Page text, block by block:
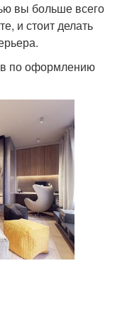
вы больше всего
и стоит делать
по оформлению